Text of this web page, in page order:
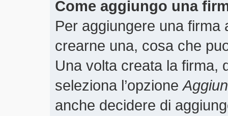
Come aggiungo una
Per aggiungere una
crearne una, cosa che
Una volta creata la firma,
seleziona l’opzione
anche decidere di